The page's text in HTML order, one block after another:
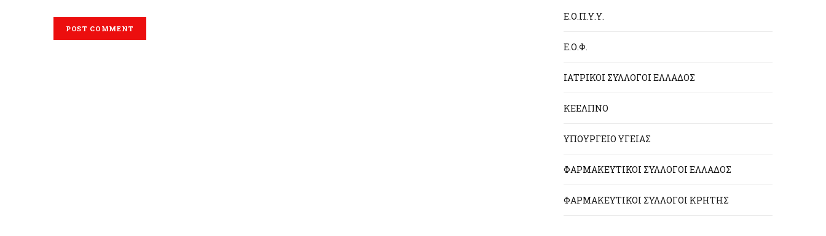
Ε.Ο.Π.Υ.Υ.
Ε.Ο.Φ.
ΙΑΤΡΙΚΟΙ ΣΥΛΛΟΓΟΙ ΕΛΛΑΔΟΣ
ΚΕΕΛΠΝΟ
ΥΠΟΥΡΓΕΙΟ ΥΓΕΙΑΣ
ΦΑΡΜΑΚΕΥΤΙΚΟΙ ΣΥΛΛΟΓΟΙ ΕΛΛΑΔΟΣ
ΦΑΡΜΑΚΕΥΤΙΚΟΙ ΣΥΛΛΟΓΟΙ ΚΡΗΤΗΣ